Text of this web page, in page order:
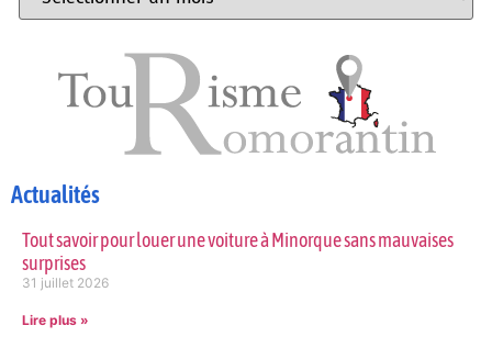
Actualités
Tout savoir pour louer une voiture à Minorque sans mauvaises
surprises
31 juillet 2026
Lire plus »